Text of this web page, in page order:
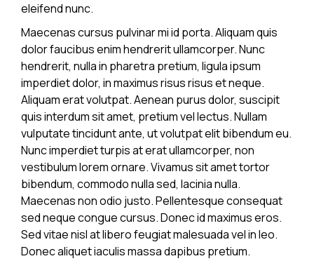
eleifend nunc.
Maecenas cursus pulvinar mi id porta. Aliquam quis
dolor faucibus enim hendrerit ullamcorper. Nunc
hendrerit, nulla in pharetra pretium, ligula ipsum
imperdiet dolor, in maximus risus risus et neque.
Aliquam erat volutpat. Aenean purus dolor, suscipit
quis interdum sit amet, pretium vel lectus. Nullam
vulputate tincidunt ante, ut volutpat elit bibendum eu.
Nunc imperdiet turpis at erat ullamcorper, non
vestibulum lorem ornare. Vivamus sit amet tortor
bibendum, commodo nulla sed, lacinia nulla.
Maecenas non odio justo. Pellentesque consequat
sed neque congue cursus. Donec id maximus eros.
Sed vitae nisl at libero feugiat malesuada vel in leo.
Donec aliquet iaculis massa dapibus pretium.